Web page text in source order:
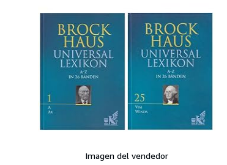
Imagen del vendedor